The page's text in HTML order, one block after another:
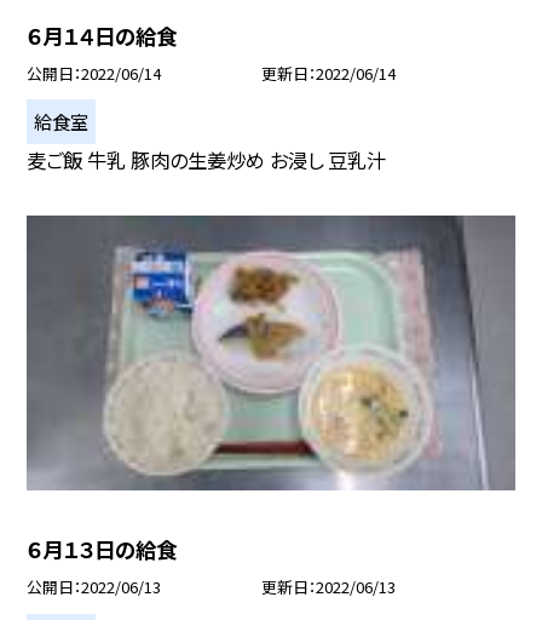
６月１４日の給食
公開日 2022/06/14 更新日 2022/06/14
給食室
麦ご飯 牛乳 豚肉の生姜炒め お浸し 豆乳汁
６月１３日の給食
公開日 2022/06/13 更新日 2022/06/13